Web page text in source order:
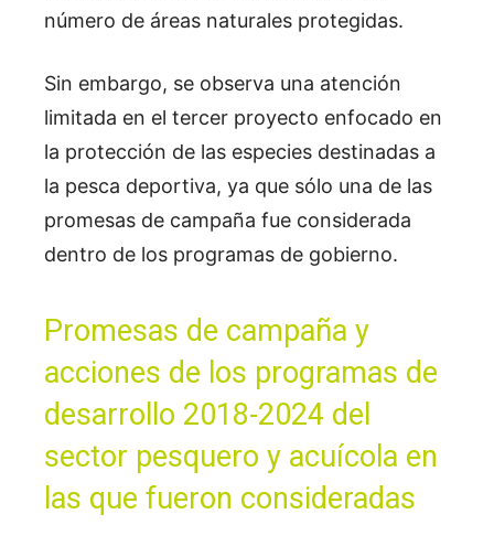
número de áreas naturales protegidas.
Sin embargo, se observa una atención
limitada en el tercer proyecto enfocado en
la protección de las especies destinadas a
la pesca deportiva, ya que sólo una de las
promesas de campaña fue considerada
dentro de los programas de gobierno.
Promesas de campaña y
acciones de los programas de
desarrollo 2018-2024 del
sector pesquero y acuícola en
las que fueron consideradas